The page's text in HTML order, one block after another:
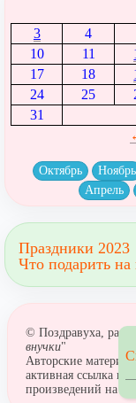
3
4
10
11
17
18
24
25
31
Октябрь Ноябрь
Апрель
Праздники 2023
Что подарить на
© Поздравуха,
внучки"
Авторские
активная ссылка на
произведений на